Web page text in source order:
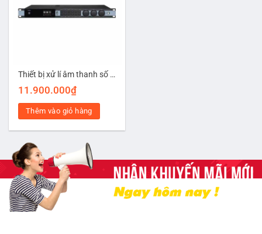
Thiết bị xử lí âm thanh số VS-888
11.900.000₫
Thêm vào giỏ hàng